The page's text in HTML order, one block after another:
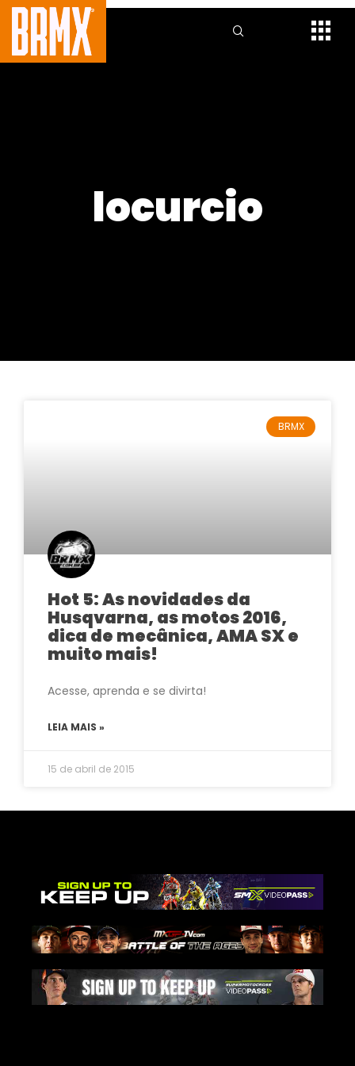
locurcio
BRMX
Hot 5: As novidades da
Husqvarna, as motos 2016,
dica de mecânica, AMA SX e
muito mais!
Acesse, aprenda e se divirta!
LEIA MAIS »
15 de abril de 2015